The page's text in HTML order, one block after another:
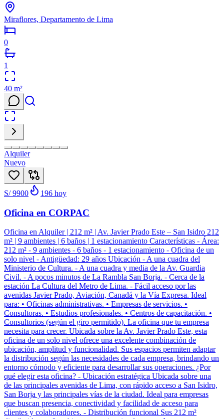
Miraflores, Departamento de Lima
0
1
40 m²
Alquiler
Nuevo
S/ 9900 196 hoy
Oficina en CORPAC
Oficina en Alquiler | 212 m² | Av. Javier Prado Este – San Isidro 212
m² | 9 ambientes | 6 baños | 1 estacionamiento Características - Área:
212 m² - 9 ambientes - 6 baños - 1 estacionamiento - Oficina de un
solo nivel - Antigüedad: 29 años Ubicación - A una cuadra del
Ministerio de Cultura. - A una cuadra y media de la Av. Guardia
Civil. - A pocos minutos de La Rambla San Borja. - Cerca de la
estación La Cultura del Metro de Lima. - Fácil acceso por las
avenidas Javier Prado, Aviación, Canadá y la Vía Expresa. Ideal
para: • Oficinas administrativas. • Empresas de servicios. •
Consultoras. • Estudios profesionales. • Centros de capacitación. •
Consultorios (según el giro permitido). La oficina que tu empresa
necesita para crecer. Ubicada sobre la Av. Javier Prado Este, esta
oficina de un solo nivel ofrece una excelente combinación de
ubicación, amplitud y funcionalidad. Sus espacios permiten adaptar
la distribución según las necesidades de cada empresa, brindando un
entorno cómodo y eficiente para desarrollar sus operaciones. ¿Por
qué elegir esta oficina? - Ubicación estratégica Ubicada sobre una
de las principales avenidas de Lima, con rápido acceso a San Isidro,
San Borja y las principales vías de la ciudad. Ideal para empresas
que buscan presencia, conectividad y facilidad de acceso para
clientes y colaboradores. - Distribución funcional Sus 212 m²